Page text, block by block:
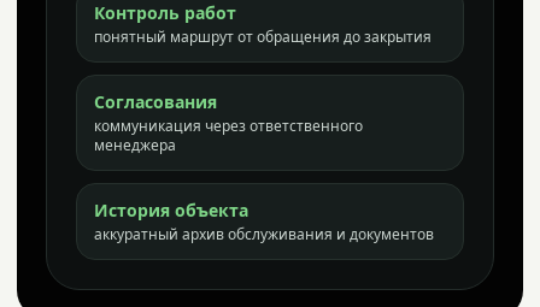
Контроль работ
понятный маршрут от обращения до закрытия
Согласования
коммуникация через ответственного
менеджера
История объекта
аккуратный архив обслуживания и документов